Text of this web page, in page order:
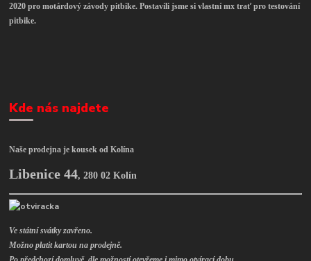
2020 pro motárdový závody pitbike. Postavili jsme si vlastní mx trať pro testování
pitbike.
Kde nás najdete
Naše prodejna je kousek od Kolína
Libenice 44,280 02 Kolín
Ve státní svátky zavřeno.
Možno platit kartou na prodejně.